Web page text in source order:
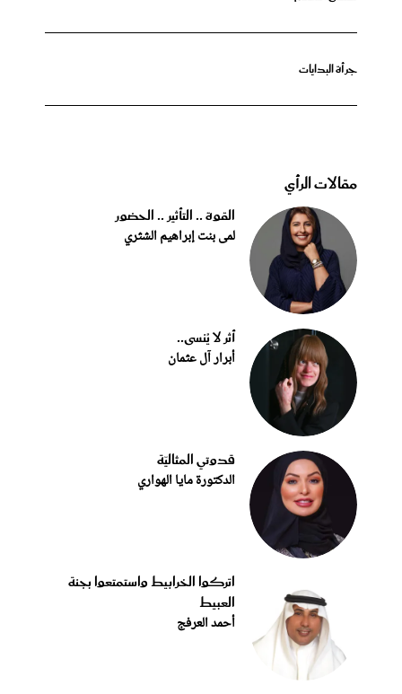
جرأة البدايات
مقالات الرأي
القوة .. التأثير .. الحضور
لمى بنت إبراهيم الشثري
أثر لا يُنسى..
أبرار آل عثمان
قدوتي المثاليّة
الدكتورة مايا الهواري
اتركوا الخرابيط واستمتعوا بجنة
العبيط
أحمد العرفج